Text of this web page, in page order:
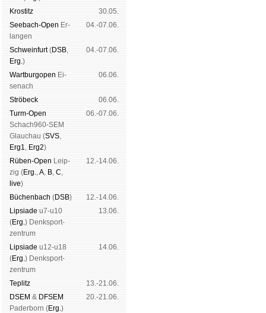
Kros­titz
30.05.
See­bach-Open Er­
lan­gen
04.-07.06.
Schwein­furt(DSB,
Erg.)
04.-07.06.
Wart­burg­open Ei­
se­nach
06.06.
Strö­beck
06.06.
Turm-Open
Schach960-SEM
Glau­chau (SVS,
Erg1, Erg2)
06.-07.06.
Rüben-Open Leip­
zig (Erg.,A, B, C,
live)
12.-14.06.
Büchen­bach (DSB)
12.-14.06.
Lipsiade u7-u10
(Erg.) Denk­sport­
zen­trum
13.06.
Lipsiade u12-u18
(Erg.) Denk­sport­
zen­trum
14.06.
Tep­litz
13.-21.06.
DSEM & DFSEM
Pader­born (Erg.)
20.-21.06.